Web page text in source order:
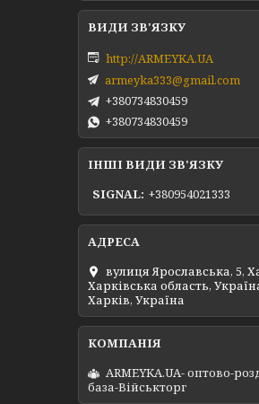
http://ARMEYKA.UA
armeyka333@gmail.com
+380734830459
+380734830459
ІНШІ ВИДИ ЗВ'ЯЗКУ
SIGNAL +380954021333
вулиця Ярославська, 5,
Харківська область,
Харків, Україна
ARMEYKA.UA- оптово-
база-Військторг